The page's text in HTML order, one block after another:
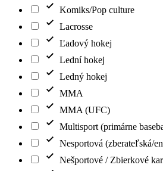
Komiks/Pop culture
Lacrosse
Ľadový hokej
Lední hokej
Ledný hokej
MMA
MMA (UFC)
Multisport (primárne
Nesportová (zberateľská/
Nešportové / Zbierkové